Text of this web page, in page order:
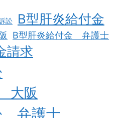
訟 B型肝炎給付金
B型肝炎給付金 弁護士
請求
大阪
弁護士